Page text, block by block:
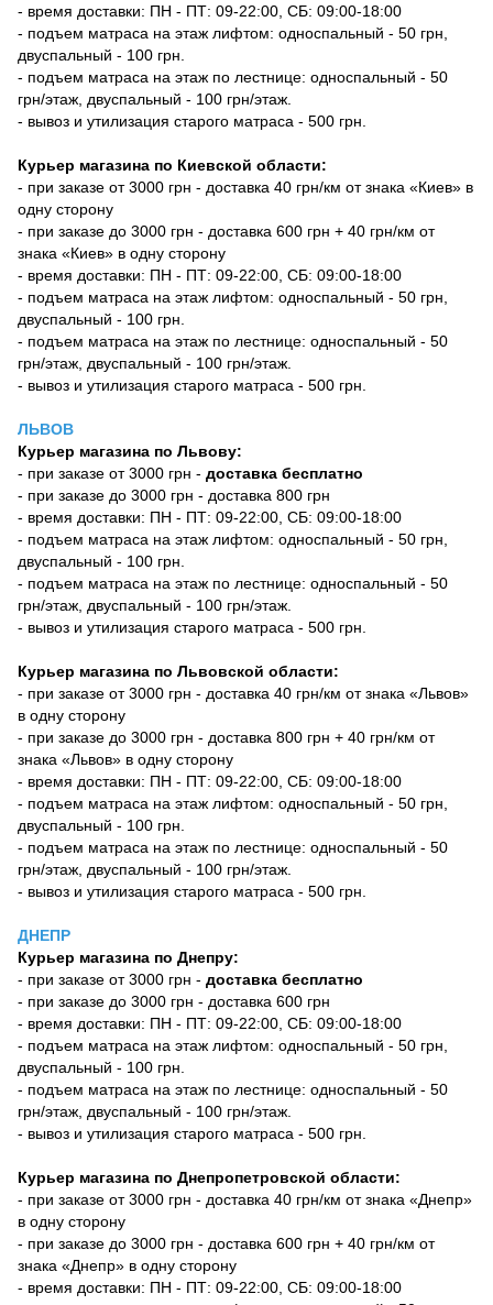
- время доставки: ПН - ПТ: 09-22:00, СБ: 09:00-18:00
- подъем матраса на этаж лифтом: односпальный - 50 грн,
двуспальный - 100 грн.
- подъем матраса на этаж по лестнице: односпальный - 50
грн/этаж, двуспальный - 100 грн/этаж.
- вывоз и утилизация старого матраса - 500 грн.
Курьер магазина по Киевской области:
- при заказе от 3000 грн - доставка 40 грн/км от знака «Киев» в
одну сторону
- при заказе до 3000 грн - доставка 600 грн + 40 грн/км от
знака «Киев» в одну сторону
- время доставки: ПН - ПТ: 09-22:00, СБ: 09:00-18:00
- подъем матраса на этаж лифтом: односпальный - 50 грн,
двуспальный - 100 грн.
- подъем матраса на этаж по лестнице: односпальный - 50
грн/этаж, двуспальный - 100 грн/этаж.
- вывоз и утилизация старого матраса - 500 грн.
ЛЬВОВ
Курьер магазина по Львову:
- при заказе от 3000 грн - доставка бесплатно
- при заказе до 3000 грн - доставка 800 грн
- время доставки: ПН - ПТ: 09-22:00, СБ: 09:00-18:00
- подъем матраса на этаж лифтом: односпальный - 50 грн,
двуспальный - 100 грн.
- подъем матраса на этаж по лестнице: односпальный - 50
грн/этаж, двуспальный - 100 грн/этаж.
- вывоз и утилизация старого матраса - 500 грн.
Курьер магазина по Львовской области:
- при заказе от 3000 грн - доставка 40 грн/км от знака «Львов»
в одну сторону
- при заказе до 3000 грн - доставка 800 грн + 40 грн/км от
знака «Львов» в одну сторону
- время доставки: ПН - ПТ: 09-22:00, СБ: 09:00-18:00
- подъем матраса на этаж лифтом: односпальный - 50 грн,
двуспальный - 100 грн.
- подъем матраса на этаж по лестнице: односпальный - 50
грн/этаж, двуспальный - 100 грн/этаж.
- вывоз и утилизация старого матраса - 500 грн.
ДНЕПР
Курьер магазина по Днепру:
- при заказе от 3000 грн - доставка бесплатно
- при заказе до 3000 грн - доставка 600 грн
- время доставки: ПН - ПТ: 09-22:00, СБ: 09:00-18:00
- подъем матраса на этаж лифтом: односпальный - 50 грн,
двуспальный - 100 грн.
- подъем матраса на этаж по лестнице: односпальный - 50
грн/этаж, двуспальный - 100 грн/этаж.
- вывоз и утилизация старого матраса - 500 грн.
Курьер магазина по Днепропетровской области:
- при заказе от 3000 грн - доставка 40 грн/км от знака «Днепр»
в одну сторону
- при заказе до 3000 грн - доставка 600 грн + 40 грн/км от
знака «Днепр» в одну сторону
- время доставки: ПН - ПТ: 09-22:00, СБ: 09:00-18:00